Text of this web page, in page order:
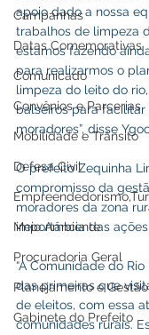
Campanhas
Datas Comemorativas
Comunicado
Convênios e Parcerias
Mobilidade e Trânsito
Defesa Civil
Meio Ambiente
Procuradoria Geral
Planejamento e Gestão
Gabinete do Prefeito
apoio dado a nossa
trabalhos de limpeza
estamos fazendo
para realizarmos o
limpeza do leito do
balseiros para facilitar
moradores”, disse
O prefeito Zequinha
compromisso da
moradores da zona
importância das
“A Comunidade do
das primeiras que
de eleitos, com essa
comunidades rurais.